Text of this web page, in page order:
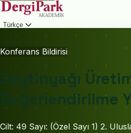
Türkçe
Konferans Bildirisi
Zeytinyağı
Değerlendirilme
Cilt: 49 Sayı: (Özel Sayı 1) 2.